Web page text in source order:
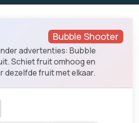
Bubble Shooter
advertenties: Bubble
Schiet fruit omhoog en
dezelfde fruit met elkaar.